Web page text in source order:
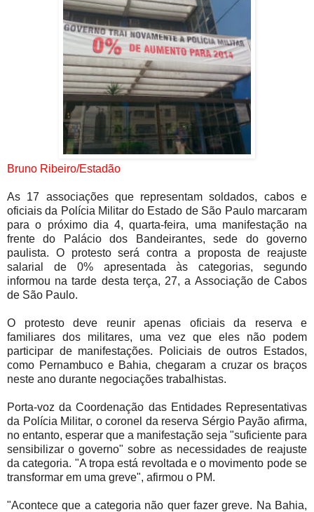
Bruno Ribeiro/Estadão
As 17 associações que representam soldados, cabos e
oficiais da Polícia Militar do Estado de São Paulo marcaram
para o próximo dia 4, quarta-feira, uma manifestação na
frente do Palácio dos Bandeirantes, sede do governo
paulista. O protesto será contra a proposta de reajuste
salarial de 0% apresentada às categorias, segundo
informou na tarde desta terça, 27, a Associação de Cabos
de São Paulo.
O protesto deve reunir apenas oficiais da reserva e
familiares dos militares, uma vez que eles não podem
participar de manifestações. Policiais de outros Estados,
como Pernambuco e Bahia, chegaram a cruzar os braços
neste ano durante negociações trabalhistas.
Porta-voz da Coordenação das Entidades Representativas
da Polícia Militar, o coronel da reserva Sérgio Payão afirma,
no entanto, esperar que a manifestação seja "suficiente para
sensibilizar o governo" sobre as necessidades de reajuste
da categoria. "A tropa está revoltada e o movimento pode se
transformar em uma greve", afirmou o PM.
"Acontece que a categoria não quer fazer greve. Na Bahia,